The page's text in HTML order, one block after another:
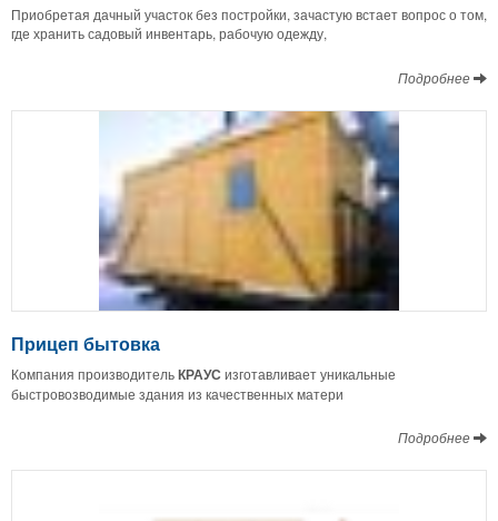
Приобретая дачный участок без постройки, зачастую встает вопрос о том,
где хранить садовый инвентарь, рабочую одежду,
Подробнее
Прицеп бытовка
Компания производительКРАУС изготавливает уникальные
быстровозводимые здания из качественных матери
Подробнее